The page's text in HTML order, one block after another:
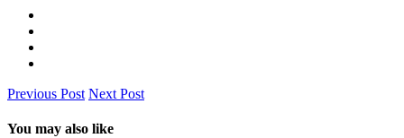
Previous Post Next Post
You may also like